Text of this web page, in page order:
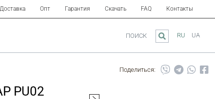
Опт Гарантия Скачать FAQ Контакты
RU UA
ПОИСК
Поделиться:
PU02